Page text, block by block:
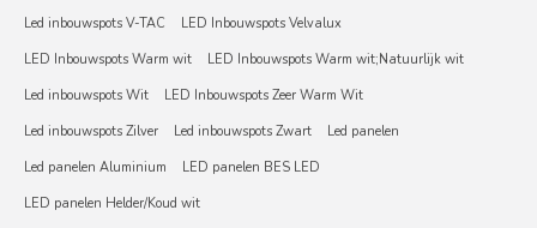
Led inbouwspots V-TAC
LED Inbouwspots Velvalux
LED Inbouwspots Warm wit
LED Inbouwspots Warm wit;Natuurlijk wit
Led inbouwspots Wit
LED Inbouwspots Zeer Warm Wit
Led inbouwspots Zilver
Led inbouwspots Zwart
Led panelen
Led panelen Aluminium
LED panelen BES LED
LED panelen Helder/Koud wit